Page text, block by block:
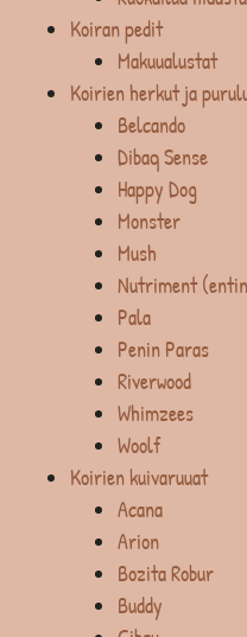
Koiran pedit
Makuualustat
Koirien herkut ja
Belcando
Dibaq Sense
Happy Dog
Monster
Mush
Nutriment
Pala
Penin Paras
Riverwood
Whimzees
Woolf
Koirien kuivaruuat
Acana
Arion
Bozita Robur
Buddy